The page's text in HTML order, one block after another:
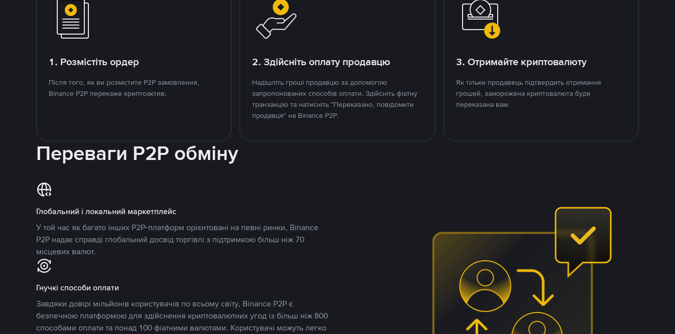
1. Розмістіть ордер
Після того, як ви розмістите P2P замовлення,
Binance P2P перекаже криптоактив.
2. Здійсніть оплату продавцю
Надішліть гроші продавцю за допомогою
запропонованих способів оплати. Здійсніть фіатну
транзакцію та натисніть "Переказано, повідомити
продавця" на Binance P2P.
3. Отримайте криптовалюту
Як тільки продавець підтвердить отримання
грошей, заморожена криптовалюта буде
переказана вам.
Переваги P2P обміну
Глобальний і локальний маркетплейс
У той час як багато інших P2P-платформ орієнтовані на певні ринки, Binance
P2P надає справді глобальний досвід торгівлі з підтримкою більш ніж 70
місцевих валют.
Гнучкі способи оплати
Завдяки довірі мільйонів користувачів по всьому світу, Binance P2P є
безпечною платформою для здійснення криптовалютних угод із більш ніж 800
способами оплати та понад 100 фіатними валютами. Користувачі можуть легко